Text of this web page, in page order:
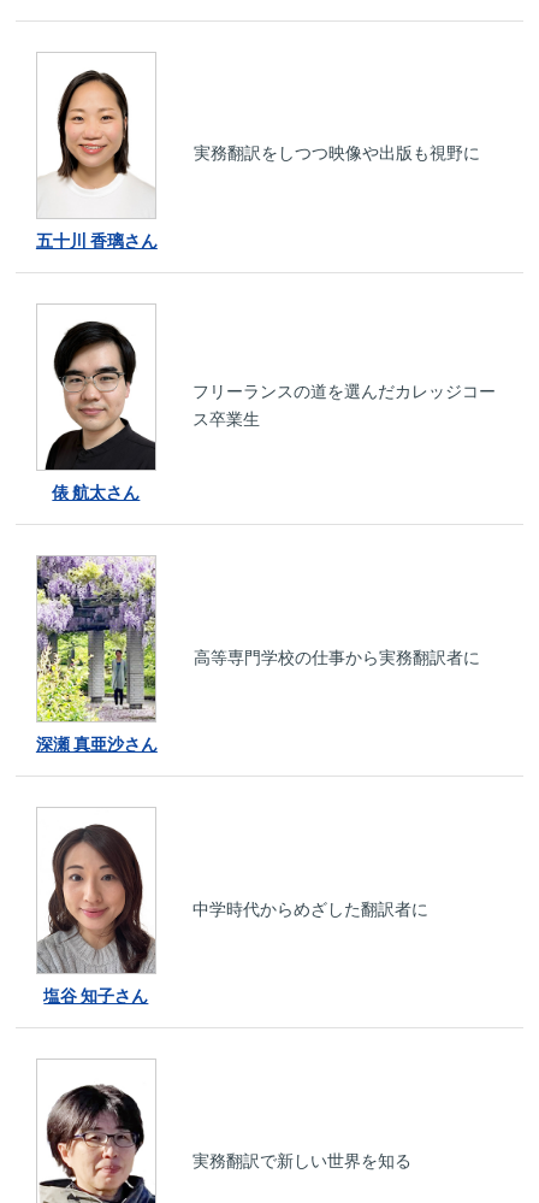
五十川 香璃さん
実務翻訳をしつつ映像や出版も視野に
俵 航太さん
フリーランスの道を選んだカレッジコー
ス卒業生
深瀬 真亜沙さん
高等専門学校の仕事から実務翻訳者に
塩谷 知子さん
中学時代からめざした翻訳者に
実務翻訳で新しい世界を知る